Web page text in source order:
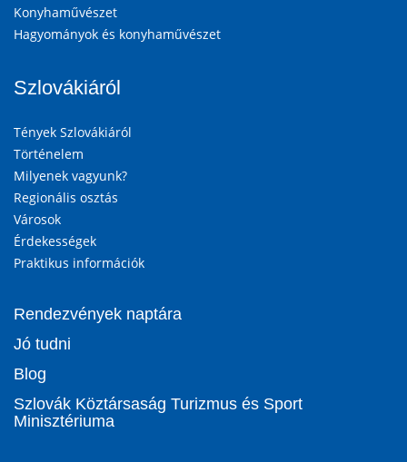
Konyhaművészet
Hagyományok és konyhaművészet
Szlovákiáról
Tények Szlovákiáról
Történelem
Milyenek vagyunk?
Regionális osztás
Városok
Érdekességek
Praktikus információk
Rendezvények naptára
Jó tudni
Blog
Szlovák Köztársaság Turizmus és Sport
Minisztériuma